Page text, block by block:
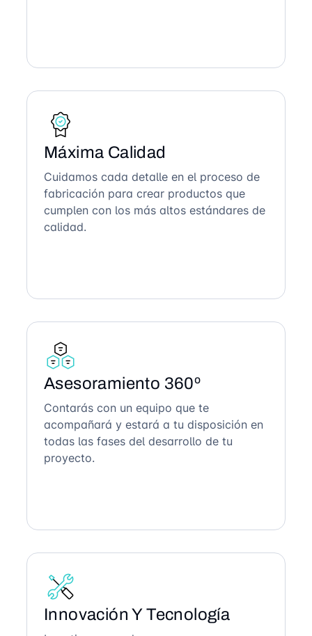
Máxima Calidad
Cuidamos cada detalle en el proceso de
fabricación para crear productos que
cumplen con los más altos estándares de
calidad.
Asesoramiento 360º
Contarás con un equipo que te
acompañará y estará a tu disposición en
todas las fases del desarrollo de tu
proyecto.
Innovación Y Tecnología